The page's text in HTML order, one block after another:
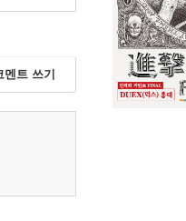
멘트 쓰기